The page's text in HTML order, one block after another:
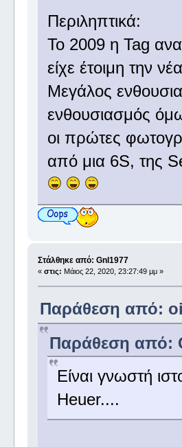
Περιληπτικά:
Το 2009 η Tag
είχε έτοιμη την
Μεγάλος
ενθουσιασμός
οι πρώτες
από μια 6S, της
Στάλθηκε από: Gnl1977
« στις: Μάιος 22, 2020, 23:27:49 μμ »
Παράθεση από:
Παράθεση από:
Είναι γνωστή
Heuer....